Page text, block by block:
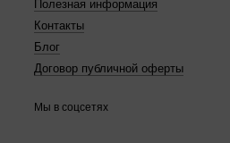
Полезная информация
Контакты
Блог
Договор публичной оферты
Мы в соцсетях